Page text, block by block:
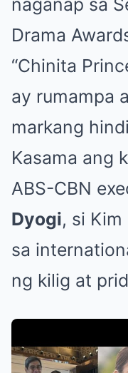
Drama
“Chinita
ay rumampa
markang
Kasama ang
ABS-CBN
Dyogi, si
sa
ng kilig at